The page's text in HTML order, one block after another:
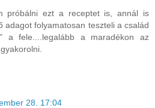
próbálni ezt a receptet is, annál is
adagot folyamatosan teszteli a család
a fele....legalább a maradékon az
28. 17:04